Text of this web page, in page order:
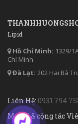
Lipid
Hồ Chí Minh: 1329/
Chí Minh.
Đà Lạt: 202 Hai Bà
Liên Hệ: 0931 794
Mua sỉ & cộng tác